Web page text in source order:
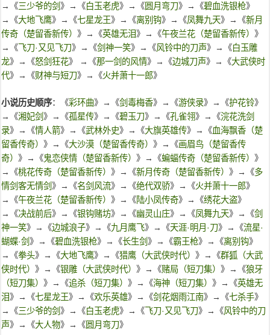
→《三少爷的剑 》→《白玉老虎》→《 圆月弯刀》→《碧血洗银枪》
→《大地飞鹰》→《七星龙王》→《离别钩》→《凤舞九天》→《新月
传奇（楚留香新传） 》→《英雄无泪》→《午夜兰花（楚留香新传） 》
→《飞刀·又见飞刀》→《剑神一笑》→《风铃中的刀声》→《白玉雕
龙》→《怒剑狂花》 →《那一剑的风情》→《边城刀声》→《大武侠时
代》→《财神与短刀》→《火并萧十一郎》
小说历史顺序：《彩环曲》→《剑毒梅香》→《游侠录》→《护花铃》
→《湘妃剑 》→《孤星传》→《碧玉刀》→《孔雀翎》→《浣花洗剑
录》→《情人箭》→《武林外史》→《大旗英雄传》→《血海飘香（楚
留香传奇） 》→《大沙漠（楚留香传奇） 》→《画眉鸟（楚留香传
奇） 》→《鬼恋侠情（楚留香新传） 》→《蝙蝠传奇（楚留香新传） 》
→《桃花传奇（楚留香新传） 》→《新月传奇（楚留香新传） 》→《多
情剑客无情剑 》→《名剑风流》→《绝代双骄》→《火并萧十一郎》
→《午夜兰花（楚留香新传） 》→《陆小凤传奇》→《绣花大盗》
→《决战前后》→《银钩赌坊》→《幽灵山庄》→《凤舞九天》→《剑
神一笑》→《边城浪子》→《九月鹰飞》→《天涯·明月·刀》→《流星·
蝴蝶·剑 》→《碧血洗银枪》→《长生剑 》→《霸王枪》→《离别钩》
→《拳头》→《大地飞鹰》→《猎鹰（大武侠时代） 》→《群狐（大武
侠时代） 》→《银雕（大武侠时代） 》→《赌局（短刀集） 》→《狼牙
（短刀集） 》→《追杀（短刀集） 》→《海神（短刀集） 》→《英雄无
泪》→《七星龙王》→《欢乐英雄》→《剑花烟雨江南》→《七杀手》
→《三少爷的剑 》→《白玉老虎》→《飞刀·又见飞刀》→《风铃中的刀
声》→《大人物》→《 圆月弯刀》